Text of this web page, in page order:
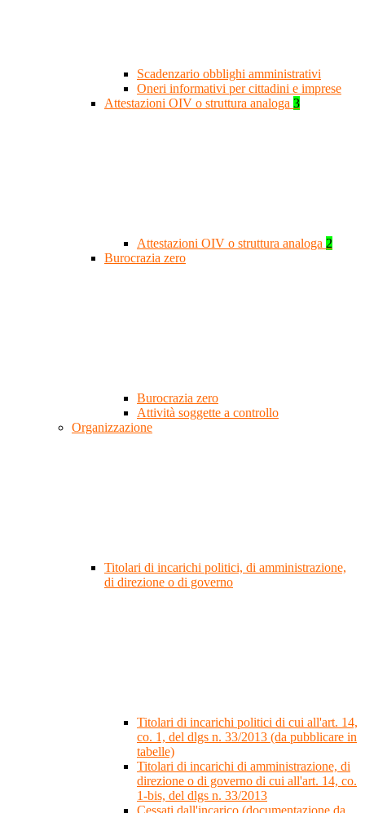
Scadenzario obblighi amministrativi
Oneri informativi per cittadini e imprese
Attestazioni OIV o struttura analoga 3
Attestazioni OIV o struttura analoga 2
Burocrazia zero
Burocrazia zero
Attività soggette a controllo
Organizzazione
Titolari di incarichi politici, di amministrazione,
di direzione o di governo
Titolari di incarichi politici di cui all'art. 14,
co. 1, del dlgs n. 33/2013 (da pubblicare in
tabelle)
Titolari di incarichi di amministrazione, di
direzione o di governo di cui all'art. 14, co.
1-bis, del dlgs n. 33/2013